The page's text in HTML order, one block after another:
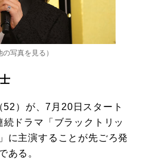
の写真を見る ）
）が、7月20日スタート
ドラマ「ブラックトリッ
に主演することが先ごろ発
ある。